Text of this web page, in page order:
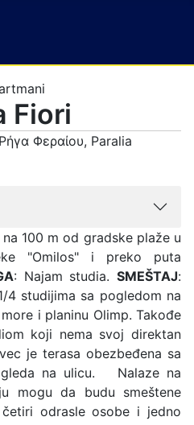
Fiori
Φεραίου, Paralia
100 m od gradske plaže u
"Omilos" i preko puta
: Najam studia. SMEŠTAJ:
4 studijima sa pogledom na
i planinu Olimp. Takođe
koji nema svoj direktan
je terasa obezbeđena sa
na ulicu. Nalaze na
mogu da budu smeštene
odrasle osobe i jedno